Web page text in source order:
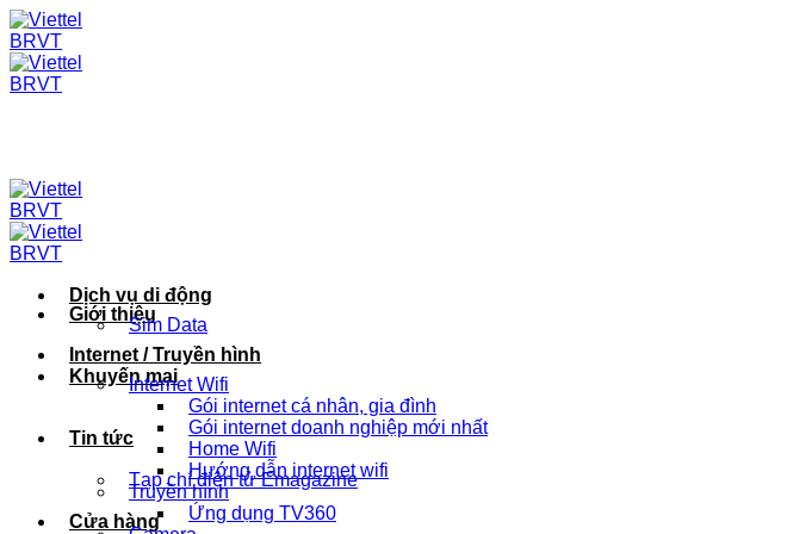
Skip
to
content
Giới thiệu
Khuyến mại
Tin tức
Tạp chí điện tử Emagazine
Cửa hàng
Dịch vụ di động
Sim Data
Internet / Truyền hình
Internet Wifi
Gói internet cá nhân, gia đình
Gói internet doanh nghiệp mới nhất
Home Wifi
Hướng dẫn internet wifi
Truyền hình
Ứng dụng TV360